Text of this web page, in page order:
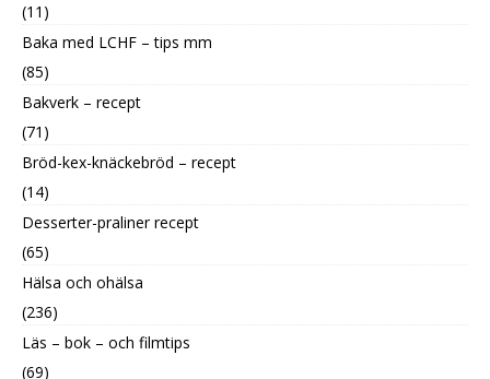
(11)
Baka med LCHF – tips mm
(85)
Bakverk – recept
(71)
Bröd-kex-knäckebröd – recept
(14)
Desserter-praliner recept
(65)
Hälsa och ohälsa
(236)
Läs – bok – och filmtips
(69)